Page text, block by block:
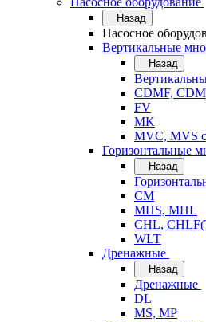
Назад
Насосное
Вертикальные
Назад
CDMF, CDM
FV
MK
MVC, MVS
Горизонтальные
Назад
CM
MHS, MHL
CHL,
WLT
Дренажные
Назад
Дренажные
DL
MS, MP